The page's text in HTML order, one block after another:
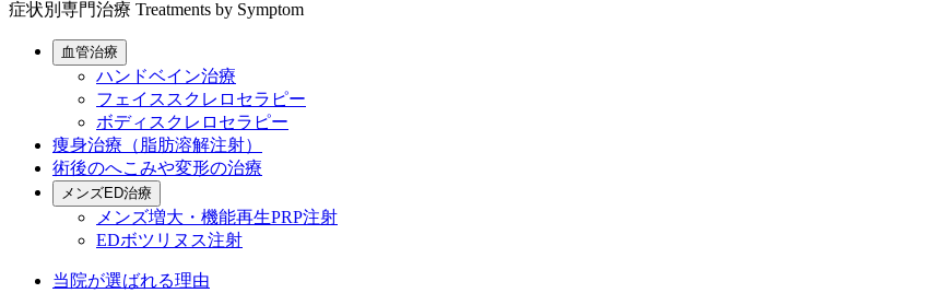
症状別専門治療 Treatments by Symptom
血管治療
ハンドベイン治療
フェイススクレロセラピー
ボディスクレロセラピー
痩身治療（脂肪溶解注射）
術後のへこみや変形の治療
メンズED治療
メンズ増大・機能再生PRP注射
EDボツリヌス注射
当院が選ばれる理由